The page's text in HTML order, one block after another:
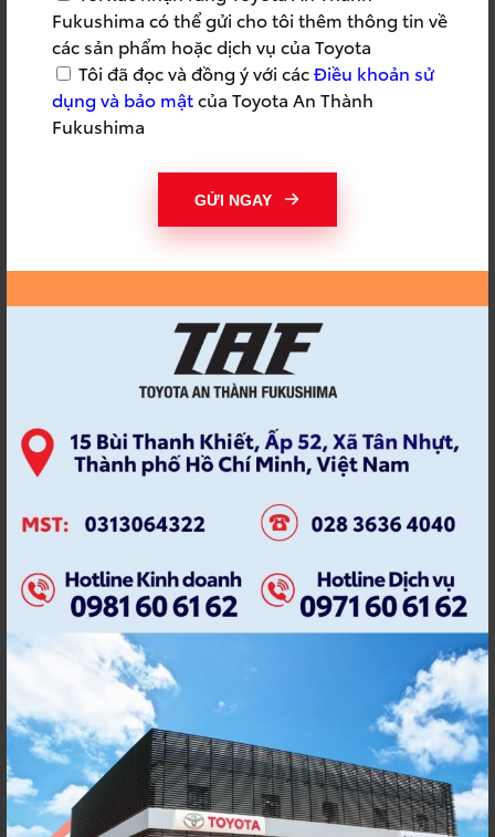
Fukushima có thể gửi cho tôi thêm thông tin về
các sản phẩm hoặc dịch vụ của Toyota
Tôi đã đọc và đồng ý với cácĐiều khoản sử
dụng và bảo mậtcủa Toyota An Thành
Fukushima
GỬI NGAY
CÔNG
THI ẢNH TOYOTA
THIỆN NGUYỆN
THỜI HẠN BẢO DƯỠNG
THÔNG BÁO TIẾN ĐỘ
THÔNG TƯ 15/2022
TÍCH ĐIỂM NHẬN QUÀ
TIẾN ĐỘ SỬA CHỮA
FUKUSHIMA
FUKUSHIMA
TOYOTA ALTIS
TOYOTA ALTIS 2022
TOYOTA AN THÀNH
TOYOTA AN THÀNH
FUKUHSIMA
FUKUSHIM
FUKUSHIMA
TOYOTA BINH CHANH
TOYOTA CHÍNH HÃNG
TOYOTA COROLLA
TOYOTA COROLLA ALTIS
TOYOTA DỊCH VỤ
TOYOTA EKIDEN
TOYOTA EKIDEN 2023
TOYOTA HEV
TOYOTA HỒ CHÍ MINH
TOYOTA HỒ CHÍNH MINH
TOYOTA HYBRID
TOYOTA KHUYẾN MÃI